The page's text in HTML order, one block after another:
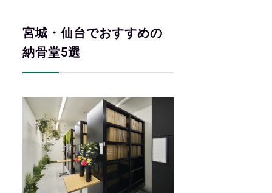
宮城・仙台でおすすめの
納骨堂5選